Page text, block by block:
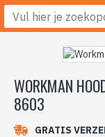
WORKMAN
8603
GRATIS